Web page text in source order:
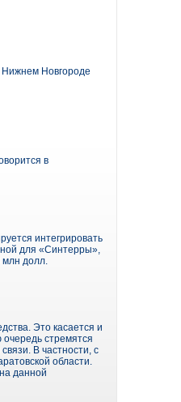
Нижнем Новгороде
в
интегрировать
для «Синтерры»,
млн долл.
Это касается и
стремятся
В частности, с
области.
данной